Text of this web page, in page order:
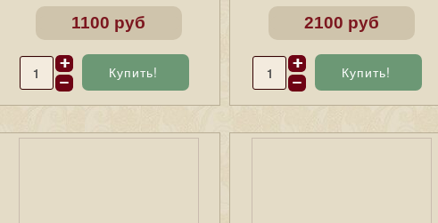
1100 руб 2100 руб